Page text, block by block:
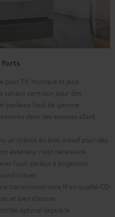
forts
pour TV, musique et jeux
canaux centraux pour des
parleurs haut de gamme
dans des espaces allant
un châssis en bois massif pour des
extérieur n’est nécessaire
haut-parleur à projection
virtuel
transmission sans fil en qualité CD
et bien d’autres
optimal depuis la